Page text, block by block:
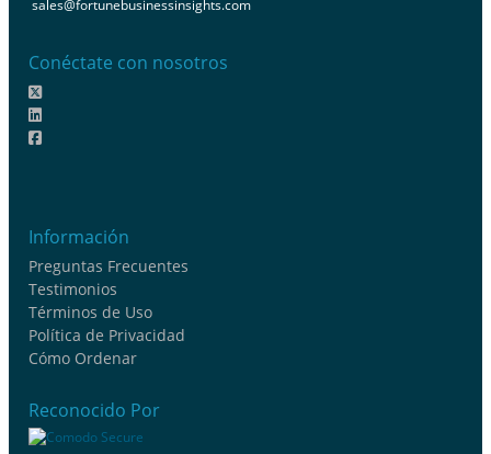
sales@fortunebusinessinsights.com
Conéctate con nosotros
Información
Preguntas Frecuentes
Testimonios
Términos de Uso
Política de Privacidad
Cómo Ordenar
Reconocido Por